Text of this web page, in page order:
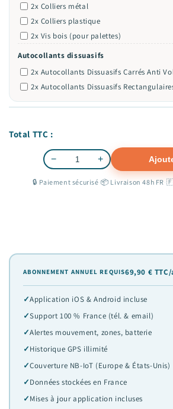
2x Colliers métal
2x Colliers plastique
2x Vis bois (pour palettes)
Autocollants dissuasifs
2x Autocollants Dissuasifs Carrés Anti
2x Autocollants Dissuasifs
Total TTC :
Quantité
− +
🔒 Paiement sécurisé·📦 Livraison 48h FR·
ABONNEMENT ANNUEL REQUIS69,90 €
Application iOS & Android incluse
Support 100 % France (tél. & email)
Alertes mouvement, zones, batterie
Historique GPS illimité
Couverture NB-IoT (Europe & États-Unis)
Données stockées en France
Mises à jour application incluses